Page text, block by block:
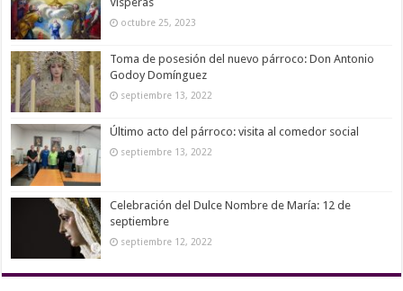
octubre 25, 2023
Toma de posesión del nuevo párroco: Don Antonio
Godoy Domínguez
septiembre 13, 2022
Último acto del párroco: visita al comedor social
septiembre 13, 2022
Celebración del Dulce Nombre de María: 12 de
septiembre
septiembre 12, 2022